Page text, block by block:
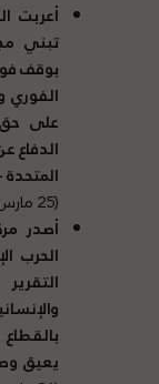
أعربت
تبني
بوقف
الفوري
على
الدفاع
المتحدة
(25 مارس 2024) لتفاصيل الخبر ومصدره الأصلي،
أصدر
الحرب
يعيق